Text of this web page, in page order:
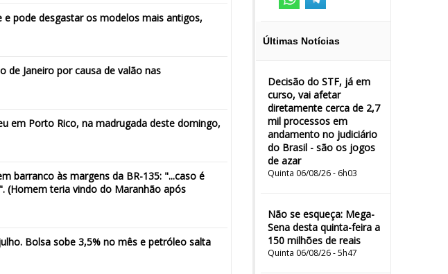
Últimas Notícias
Decisão do STF, já em
curso, vai afetar
diretamente cerca de 2,7
mil processos em
andamento no judiciário
do Brasil - são os jogos
de azar
Quinta 06/08/26 - 6h03
Não se esqueça: Mega-
Sena desta quinta-feira a
150 milhões de reais
Quinta 06/08/26 - 5h47
pode desgastar os modelos mais antigos,
de Janeiro por causa de valão nas
em Porto Rico, na madrugada deste domingo,
barranco às margens da BR-135: "...caso é
(Homem teria vindo do Maranhão após
Bolsa sobe 3,5% no mês e petróleo salta